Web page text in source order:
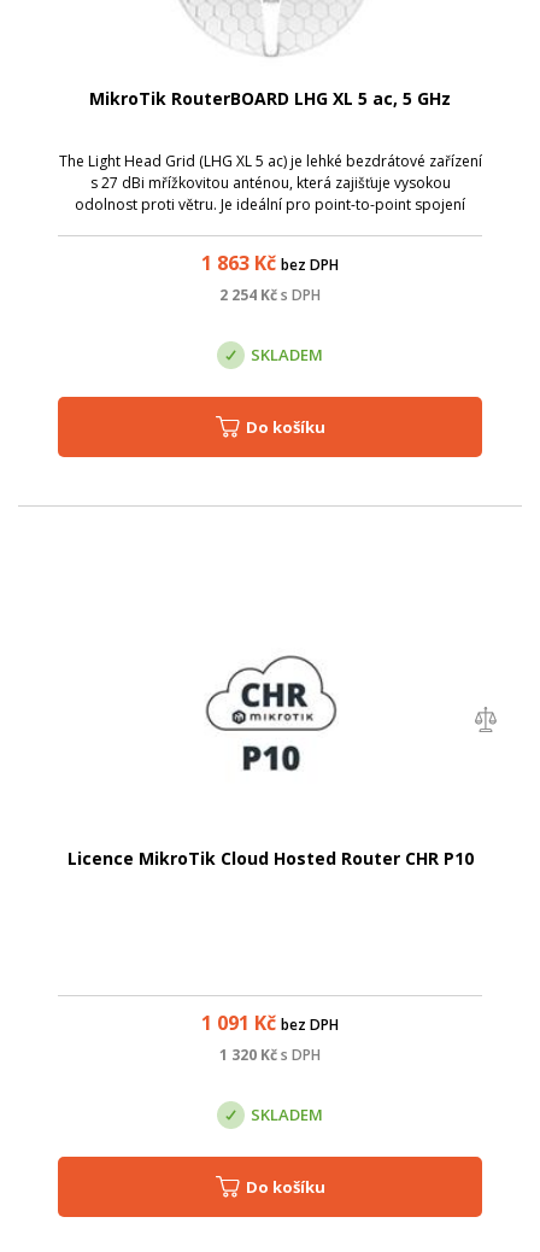
MikroTik RouterBOARD LHG XL 5 ac, 5 GHz
The Light Head Grid (LHG XL 5 ac) je lehké bezdrátové zařízení
s 27 dBi mřížkovitou anténou, která zajišťuje vysokou
odolnost proti větru. Je ideální pro point-to-point spojení
1 863 Kč bez DPH
2 254 Kčs DPH
SKLADEM
Do košíku
Licence MikroTik Cloud Hosted Router CHR P10
1 091 Kč bez DPH
1 320 Kčs DPH
SKLADEM
Do košíku